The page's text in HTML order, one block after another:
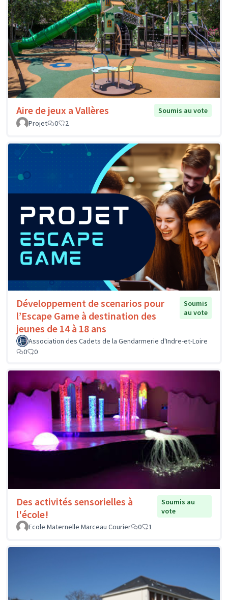
Aire de jeux a Vallères
Soumis au vote
Projet
0 2
Développement de scenarios pour
l’Escape Game à destination des
jeunes de 14 à 18 ans
Soumis
au vote
Association des Cadets de la Gendarmerie d'Indre-et-Loire
0
0
Des activités sensorielles à
l'école!
Soumis au
vote
Ecole Maternelle Marceau Courier
0 1